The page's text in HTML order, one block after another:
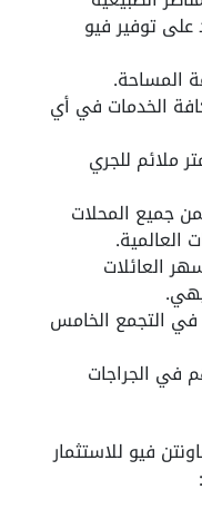
على توفير فيو
المساحة.
الخدمات في أي
به كورنيش طوله 15 متر ملائم للجري
جميع المحلات
العالمية.
العائلات
في التجمع الخامس
في الجراجات
فيو للاستثمار